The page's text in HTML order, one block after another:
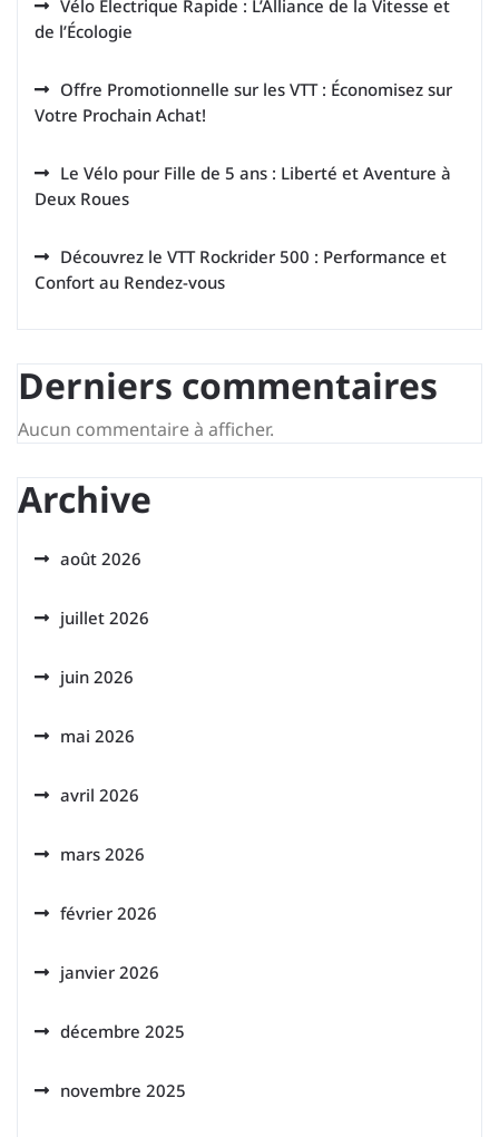
Vélo Électrique Rapide : L’Alliance de la Vitesse et
de l’Écologie
Offre Promotionnelle sur les VTT : Économisez sur
Votre Prochain Achat!
Le Vélo pour Fille de 5 ans : Liberté et Aventure à
Deux Roues
Découvrez le VTT Rockrider 500 : Performance et
Confort au Rendez-vous
Derniers commentaires
Aucun commentaire à afficher.
Archive
août 2026
juillet 2026
juin 2026
mai 2026
avril 2026
mars 2026
février 2026
janvier 2026
décembre 2025
novembre 2025